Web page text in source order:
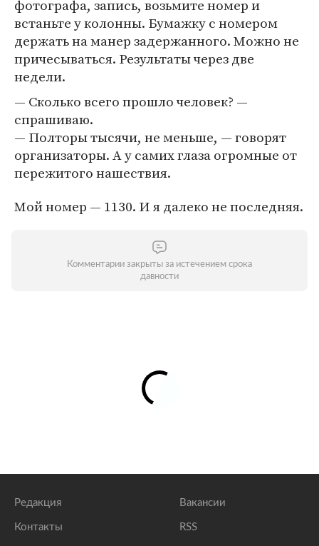
фотографа, запись, возьмите номер и
встаньте у колонны. Бумажку с номером
держать на манер задержанного. Можно не
причесываться. Результаты через две
недели.
— Сколько всего прошло человек? —
спрашиваю.
— Полторы тысячи, не меньше, — говорят
организаторы. А у самих глаза огромные от
пережитого нашествия.
Мой номер — 1130. И я далеко не последняя.
Комментарии закрыты за истечением срока
давности
Редакция
Контакты
Вакансии
RSS